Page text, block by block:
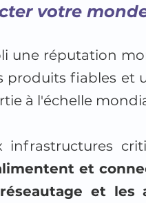
votre
une réputation
fiables et
à l'échelle
et
et les